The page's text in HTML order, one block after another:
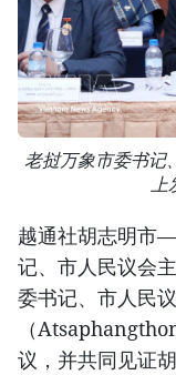
老挝万象市委书记
越通社胡志明市
记、市人民议会
委书记、市人民
（
议，并共同见证